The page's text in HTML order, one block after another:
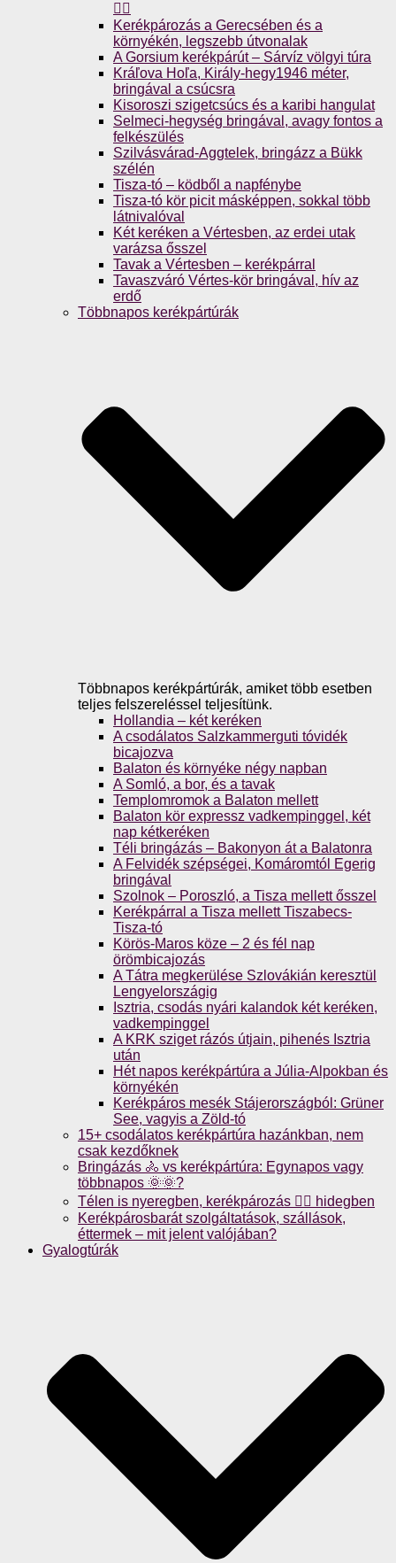
🚴‍♀️
Kerékpározás a Gerecsében és a
környékén, legszebb útvonalak
A Gorsium kerékpárút – Sárvíz völgyi túra
Kráľova Hoľa, Király-hegy1946 méter,
bringával a csúcsra
Kisoroszi szigetcsúcs és a karibi hangulat
Selmeci-hegység bringával, avagy fontos a
felkészülés
Szilvásvárad-Aggtelek, bringázz a Bükk
szélén
Tisza-tó – ködből a napfénybe
Tisza-tó kör picit másképpen, sokkal több
látnivalóval
Két keréken a Vértesben, az erdei utak
varázsa ősszel
Tavak a Vértesben – kerékpárral
Tavaszváró Vértes-kör bringával, hív az
erdő
Többnapos kerékpártúrák
Többnapos kerékpártúrák, amiket több esetben
teljes felszereléssel teljesítünk.
Hollandia – két keréken
A csodálatos Salzkammerguti tóvidék
bicajozva
Balaton és környéke négy napban
A Somló, a bor, és a tavak
Templomromok a Balaton mellett
Balaton kör expressz vadkempinggel, két
nap kétkeréken
Téli bringázás – Bakonyon át a Balatonra
A Felvidék szépségei, Komáromtól Egerig
bringával
Szolnok – Poroszló, a Tisza mellett ősszel
Kerékpárral a Tisza mellett Tiszabecs-
Tisza-tó
Körös-Maros köze – 2 és fél nap
örömbicajozás
A Tátra megkerülése Szlovákián keresztül
Lengyelországig
Isztria, csodás nyári kalandok két keréken,
vadkempinggel
A KRK sziget rázós útjain, pihenés Isztria
után
Hét napos kerékpártúra a Júlia-Alpokban és
környékén
Kerékpáros mesék Stájerországból: Grüner
See, vagyis a Zöld-tó
15+ csodálatos kerékpártúra hazánkban, nem
csak kezdőknek
Bringázás 🚴 vs kerékpártúra: Egynapos vagy
többnapos 🌞🌞?
Télen is nyeregben, kerékpározás 🚴‍♀️ hidegben
Kerékpárosbarát szolgáltatások, szállások,
éttermek – mit jelent valójában?
Gyalogtúrák